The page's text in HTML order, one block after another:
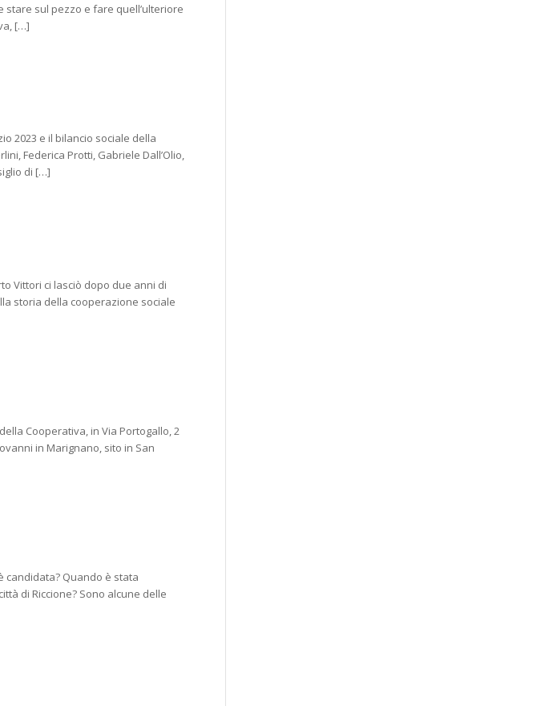
stare sul pezzo e fare quellʼulteriore
[…]
2023 e il bilancio sociale della
Federica Protti, Gabriele Dall’Olio,
di […]
Vittori ci lasciò dopo due anni di
storia della cooperazione sociale
Cooperativa, in Via Portogallo, 2
in Marignano, sito in San
candidata? Quando è stata
di Riccione? Sono alcune delle